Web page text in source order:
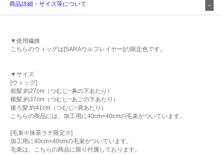
商品詳細・サイズ等について
▼使用繊維
こちらのウィッグは[SARAウルフレイヤー]の限定色です。
▼サイズ
[ウィッグ]
前髪:約27cm（つむじ~鼻の下あたり）
横髪:約37cm（つむじ~あごの下あたり）
後ろ髪:約41cm（つむじ~肩あたり）
こちらの商品には、加工用に40cm×40cmの毛束がついています。
[毛束※抹茶ラテ限定※]
加工用に40cm×40cmの毛束がついています。
毛束は、こちらの商品に限り付属しております。